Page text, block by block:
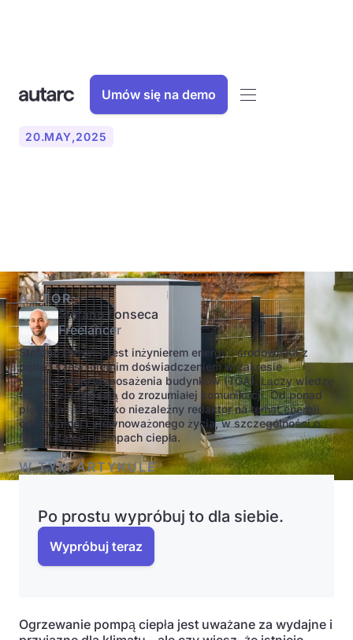
Umów się na demo
20.MAY,2025
AUTOR:
Stefano Fonseca
Freelancer
Stefano Fonseca jest inżynierem energii i środowiska z
ponad sześcioletnim doświadczeniem w zakresie
technicznego wyposażenia budynków (TGA). Łączy wiedzę
techniczną z pasją do zrozumiałej komunikacji. Od ponad
pięciu lat pisze jako niezależny redaktor na temat energii
odnawialnej i zrównoważonego życia, w szczególności o
fotowoltaice i pompach ciepła.
W TYM ARTYKULE
Po prostu wypróbuj to dla siebie.
Wypróbuj teraz
Ogrzewanie pompą ciepła jest uważane za wydajne i